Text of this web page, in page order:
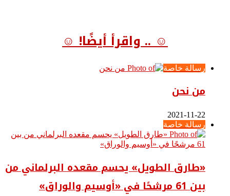
☺ .. واقرأ أيضًا! ☺
رسالة خاصة
من نحن
2021-11-22
رسالة خاصة
«طارق الطويل» يحسم مقعده البرلماني من
بين 61 مرشحًا في «أوسيم والوراق»